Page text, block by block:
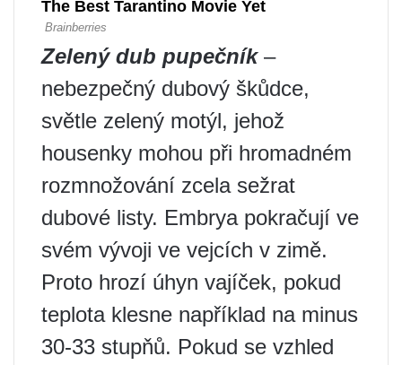
Zelený dub pupečník–
nebezpečný dubový škůdce,
světle zelený motýl, jehož
housenky mohou při hromadném
rozmnožování zcela sežrat
dubové listy. Embrya pokračují ve
svém vývoji ve vejcích v zimě.
Proto hrozí úhyn vajíček, pokud
teplota klesne například na minus
30-33 stupňů. Pokud se vzhled